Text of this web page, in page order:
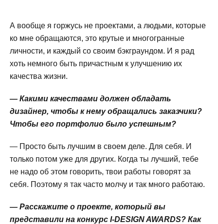
А вообще я горжусь не проектами, а людьми, которые
ко мне обращаются, это крутые и многогранные
личности, и каждый со своим бэкграундом. И я рад
хоть немного быть причастным к улучшению их
качества жизни.
— Какими качествами должен обладать
дизайнер, чтобы к нему обращались заказчики?
Чтобы его портфолио было успешным?
— Просто быть лучшим в своем деле. Для себя. И
только потом уже для других. Когда ты лучший, тебе
не надо об этом говорить, твои работы говорят за
себя. Поэтому я так часто молчу и так много работаю.
— Расскажите о проекте, который вы
представили на конкурс I-DESIGN AWARDS? Как